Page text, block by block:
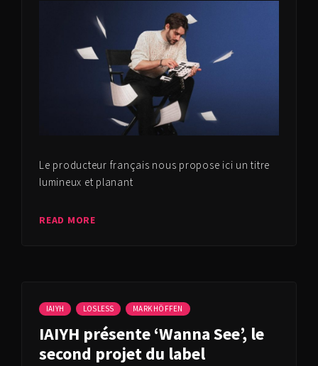
Le producteur français nous propose ici un titre
lumineux et planant
READ MORE
IAIYH LOSLESS MARK HÖFFEN
IAIYH présente ‘Wanna See’, le
second projet du label